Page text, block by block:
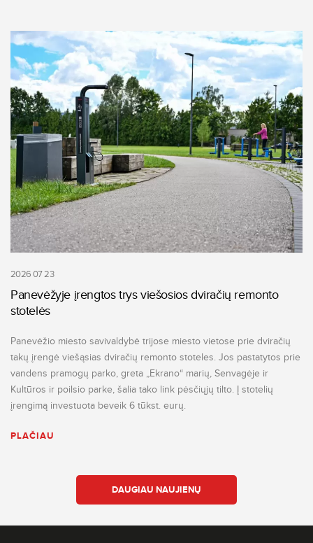
2026 07 23
Panevėžyje įrengtos trys viešosios dviračių remonto
stotelės
Panevėžio miesto savivaldybė trijose miesto vietose prie dviračių
takų įrengė viešąsias dviračių remonto stoteles. Jos pastatytos prie
vandens pramogų parko, greta „Ekrano“ marių, Senvagėje ir
Kultūros ir poilsio parke, šalia tako link pėsčiųjų tilto. Į stotelių
įrengimą investuota beveik 6 tūkst. eurų.
PLAČIAU
DAUGIAU NAUJIENŲ